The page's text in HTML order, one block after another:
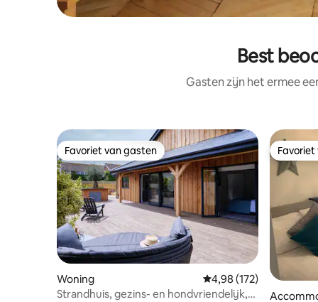
Best
Gasten zijn het ermee
Favoriet van gasten
Favoriet van gasten
Woning Gemiddelde
4,98 (172)
Strandhuis, gezins- en hondvriendelijk,